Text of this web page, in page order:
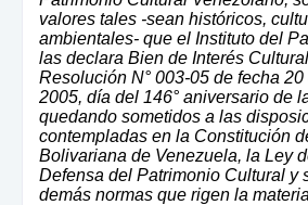
valores tales -sean históricos,
ambientales- que el Instituto del
las declara Bien de Interés
Resolución N° 003-05 de fecha
2005, día del 146° aniversario de
quedando sometidos a las
contempladas en la Constitución
Bolivariana de Venezuela, la Ley
Defensa del Patrimonio Cultural y
demás normas que rigen la